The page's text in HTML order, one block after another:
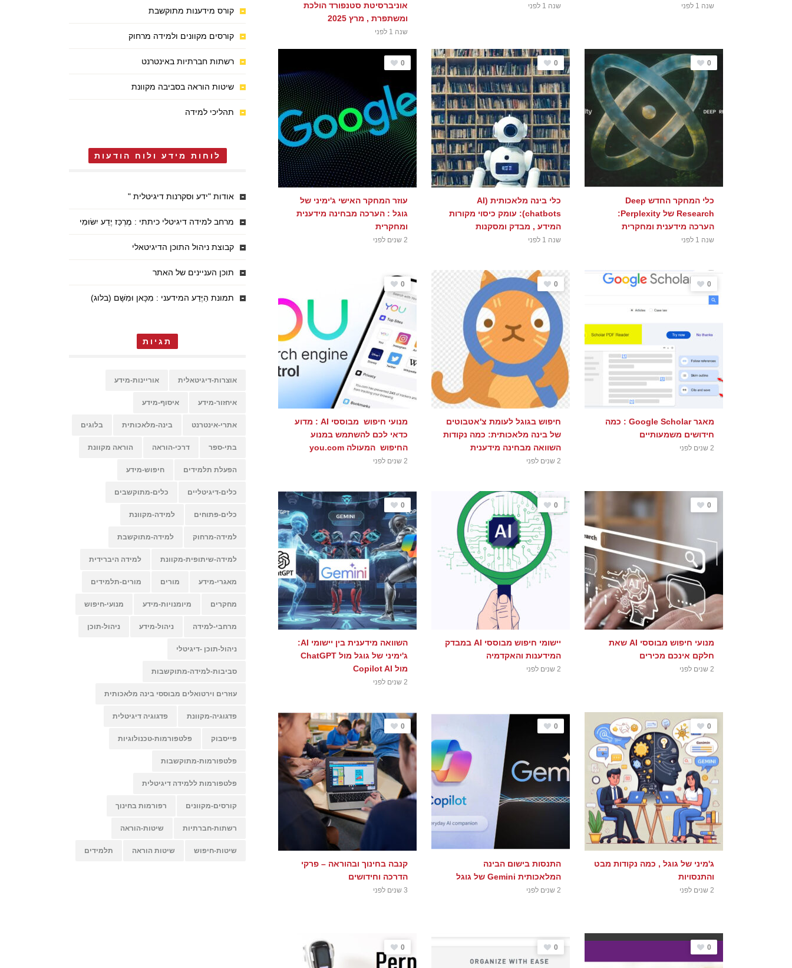
שנה 1 לפני שנה 1 לפני
אוניברסיטת סטנפורד הולכת
ומשתפרת , מרץ 2025
שנה 1 לפני
0
כלי המחקר החדש Deep
Research של Perplexity:
הערכה מידענית ומחקרית
שנה 1 לפני
0
כלי בינה מלאכותית (AI
chatbots): עומק כיסוי מקורות
המידע , מבדק ומסקנות
שנה 1 לפני
0
עוזר המחקר האישי ג'ימיני של
גוגל : הערכה מבחינה מידענית
ומחקרית
2 שנים לפני
0
מאגר Google Scholar : כמה
חידושים משמעותיים
2 שנים לפני
0
חיפוש בגוגל לעומת צ'אטבוטים
של בינה מלאכותית: כמה נקודות
השוואה מבחינה מידענית
2 שנים לפני
0
מנועי חיפוש מבוססי AI : מדוע
כדאי לכם להשתמש במנוע
החיפוש המעולה you.com
2 שנים לפני
0
מנועי חיפוש מבוססי AI שאת
חלקם אינכם מכירים
2 שנים לפני
0
יישומי חיפוש מבוססי AI במבדק
המידענות והאקדמיה
2 שנים לפני
0
השוואה מידענית בין יישומי AI:
ג'ימיני של גוגל מול ChatGPT
מול Copilot AI
2 שנים לפני
0
ג'מיני של גוגל , כמה נקודות מבט
והתנסויות
2 שנים לפני
0
התנסות בישום הבינה
המלאכותית Gemini של גוגל
2 שנים לפני
0
קנבה בחינוך ובהוראה – פרקי
הדרכה וחידושים
3 שנים לפני
0
0
0
קורס מידענות מתוקשבת
קורסים מקוונים ולמידה מרחוק
רשתות חברתיות באינטרנט
שיטות הוראה בסביבה מקוונת
תהליכי למידה
לוחות מידע ולוח הודעות
אודות "ידע וסקרנות דיגיטלית "
מרחב למידה דיגיטלי כיתתי : מֶרְכַּז יֶדַע יִשּׂוּמִי
קבוצת ניהול התוכן הדיגיטאלי
תוכן העניינים של האתר
תמונת הַיֶּדַע המידעני : מִכָּאן וּמִשָּׁם (בלוג)
תגיות
אוצרות-דיגיטאלית אוריינות-מידע
איחזור-מידע איסוף-מידע
אתרי-אינטרנט בינה-מלאכותית בלוגים
בתי-ספר דרכי-הוראה הוראה מקוונת
הפעלת תלמידים חיפוש-מידע
כלים-דיגיטליים כלים-מתוקשבים
כלים-פתוחים למידה-מקוונת
למידה-מרחוק למידה-מתוקשבת
למידה-שיתופית-מקוונת למידה היברידית
מאגרי-מידע מורים מורים-תלמידים
מחקרים מיומנויות-מידע מנועי-חיפוש
מרחבי-למידה ניהול-מידע ניהול-תוכן
ניהול-תוכן -דיגיטלי
סביבות-למידה-מתוקשבות
עוזרים וירטואלים מבוססי בינה מלאכותית
פדגוגיה-מקוונת פדגוגיה דיגיטלית
פייסבוק פלטפורמות-טכנולוגיות
פלטפורמות-מתוקשבות
פלטפורמות ללמידה דיגיטלית
קורסים-מקוונים רפורמות בחינוך
רשתות-חברתיות שיטות-הוראה
שיטות-חיפוש שיטות הוראה תלמידים